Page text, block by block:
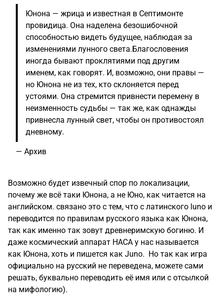
Юнона — жрица и известная в Септимонте
провидица. Она наделена безошибочной
способностью видеть будущее, наблюдая за
изменениями лунного света.Благословения
иногда бывают проклятиями под другим
именем, как говорят. И, возможно, они правы —
но Юнона не из тех, кто склоняется перед
устоями. Она стремится привнести перемену в
неизменность судьбы — так же, как однажды
привнесла лунный свет, чтобы он противостоял
дневному.
— Архив
Возможно будет извечный спор по локализации,
почему же всё таки Юнона, а не Юно, как читается на
английском. связано это с тем, что с латинского luno и
переводится по правилам русского языка как Юнона,
так как именно так зовут древнеримскую богиню. И
даже космический аппарат НАСА у нас называется
как Юнона, хоть и пишется как Juno. Но так как игра
официально на русский не переведена, можете сами
решать, буквально переводить её имя или с отсылкой
на мифологию).